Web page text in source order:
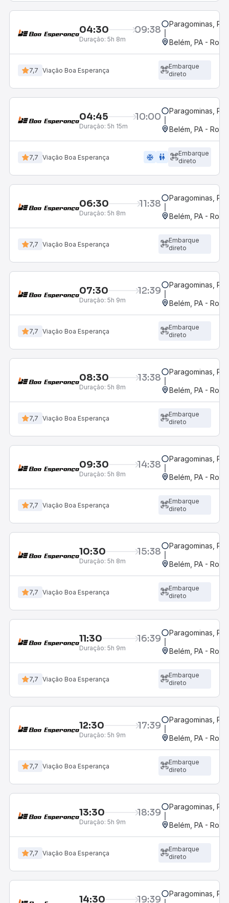
04:30 09:38
Duração: 5h 8m
Paragominas, PA
Belém, PA -
7,7 Viação Boa Esperança
Embarque
direto
04:45 10:00
Duração: 5h 15m
Paragominas, PA
Belém, PA -
7,7 Viação Boa Esperança ac_unit wc
Embarque
direto
06:30 11:38
Duração: 5h 8m
Paragominas, PA
Belém, PA -
7,7 Viação Boa Esperança
Embarque
direto
07:30 12:39
Duração: 5h 9m
Paragominas, PA
Belém, PA -
7,7 Viação Boa Esperança
Embarque
direto
08:30 13:38
Duração: 5h 8m
Paragominas, PA
Belém, PA -
7,7 Viação Boa Esperança
Embarque
direto
09:30 14:38
Duração: 5h 8m
Paragominas, PA
Belém, PA -
7,7 Viação Boa Esperança
Embarque
direto
10:30 15:38
Duração: 5h 8m
Paragominas, PA
Belém, PA -
7,7 Viação Boa Esperança
Embarque
direto
11:30 16:39
Duração: 5h 9m
Paragominas, PA
Belém, PA -
7,7 Viação Boa Esperança
Embarque
direto
12:30 17:39
Duração: 5h 9m
Paragominas, PA
Belém, PA -
7,7 Viação Boa Esperança
Embarque
direto
13:30 18:39
Duração: 5h 9m
Paragominas, PA
Belém, PA -
7,7 Viação Boa Esperança
Embarque
direto
14:30 19:39 Paragominas, PA